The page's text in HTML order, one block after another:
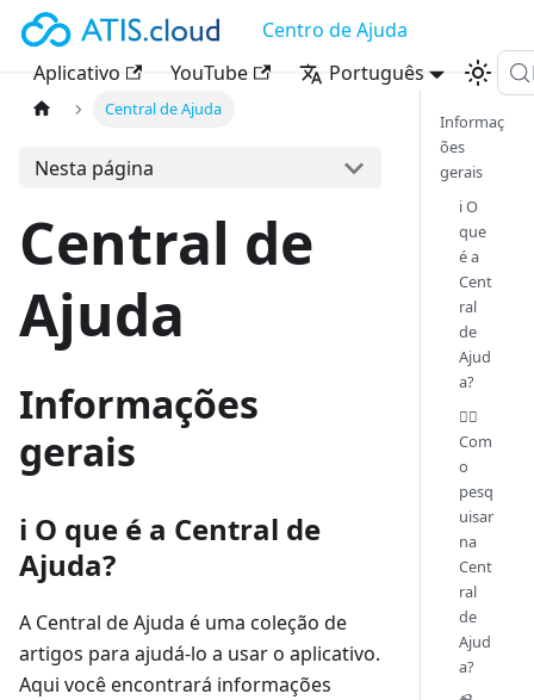
Centro de Ajuda
Aplicativo
YouTube Português
Central de Ajuda
Nesta página
Central de
Ajuda
Informações
gerais
ℹ️ O que é a Central de
Ajuda?
A Central de Ajuda é uma coleção de
artigos para ajudá-lo a usar o aplicativo.
Aqui você encontrará informações
Informaç
ões
gerais
ℹ️ O
que
é a
Cent
ral
de
Ajud
a?
🕵️‍♂️
Com
o
pesq
uisar
na
Cent
ral
de
Ajud
a?